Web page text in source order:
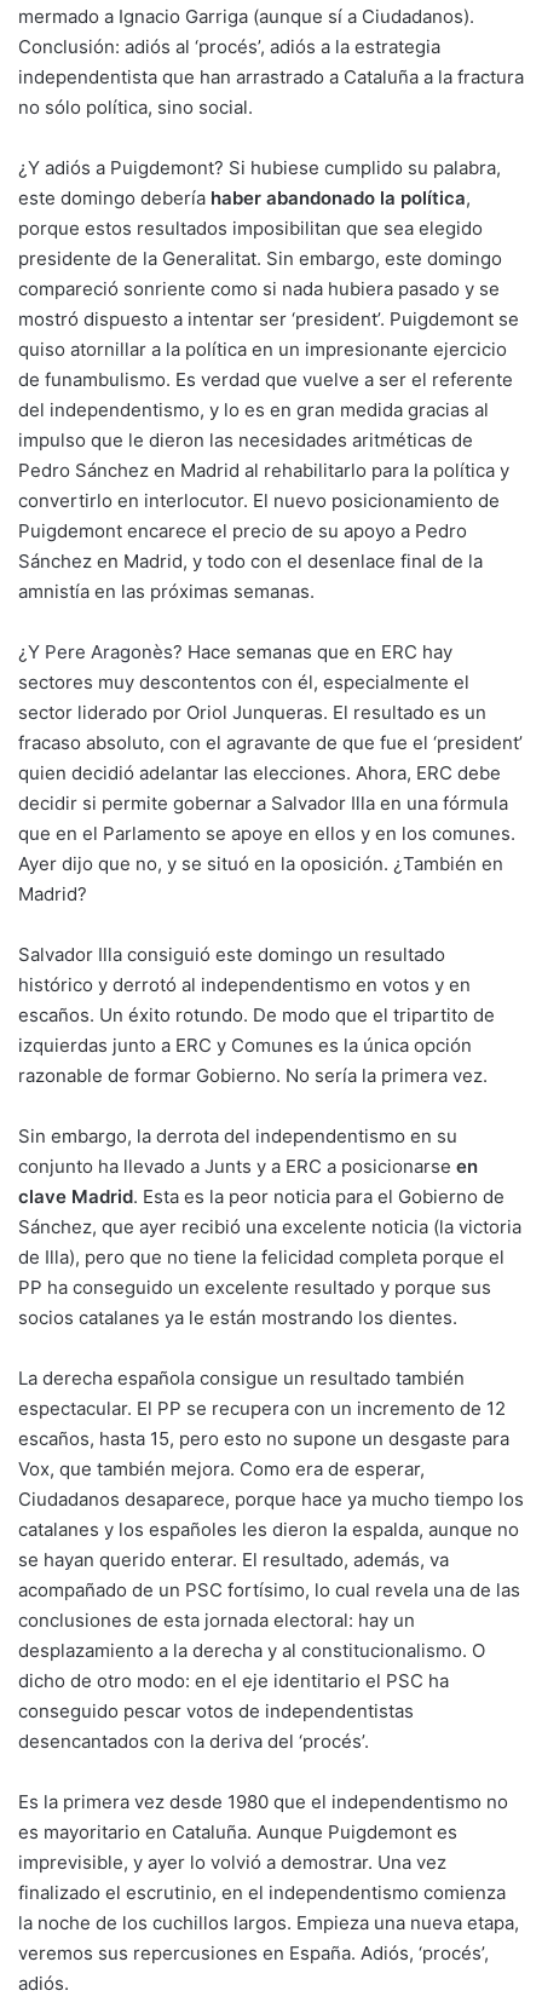
mermado a Ignacio Garriga (aunque sí a Ciudadanos).
Conclusión: adiós al ‘procés’, adiós a la estrategia
independentista que han arrastrado a Cataluña a la fractura
no sólo política, sino social.
¿Y adiós a Puigdemont? Si hubiese cumplido su palabra,
este domingo debería haber abandonado la política,
porque estos resultados imposibilitan que sea elegido
presidente de la Generalitat. Sin embargo, este domingo
compareció sonriente como si nada hubiera pasado y se
mostró dispuesto a intentar ser ‘president’. Puigdemont se
quiso atornillar a la política en un impresionante ejercicio
de funambulismo. Es verdad que vuelve a ser el referente
del independentismo, y lo es en gran medida gracias al
impulso que le dieron las necesidades aritméticas de
Pedro Sánchez en Madrid al rehabilitarlo para la política y
convertirlo en interlocutor. El nuevo posicionamiento de
Puigdemont encarece el precio de su apoyo a Pedro
Sánchez en Madrid, y todo con el desenlace final de la
amnistía en las próximas semanas.
¿Y Pere Aragonès? Hace semanas que en ERC hay
sectores muy descontentos con él, especialmente el
sector liderado por Oriol Junqueras. El resultado es un
fracaso absoluto, con el agravante de que fue el ‘president’
quien decidió adelantar las elecciones. Ahora, ERC debe
decidir si permite gobernar a Salvador Illa en una fórmula
que en el Parlamento se apoye en ellos y en los comunes.
Ayer dijo que no, y se situó en la oposición. ¿También en
Madrid?
Salvador Illa consiguió este domingo un resultado
histórico y derrotó al independentismo en votos y en
escaños. Un éxito rotundo. De modo que el tripartito de
izquierdas junto a ERC y Comunes es la única opción
razonable de formar Gobierno. No sería la primera vez.
Sin embargo, la derrota del independentismo en su
conjunto ha llevado a Junts y a ERC a posicionarse en
clave Madrid. Esta es la peor noticia para el Gobierno de
Sánchez, que ayer recibió una excelente noticia (la victoria
de Illa), pero que no tiene la felicidad completa porque el
PP ha conseguido un excelente resultado y porque sus
socios catalanes ya le están mostrando los dientes.
La derecha española consigue un resultado también
espectacular. El PP se recupera con un incremento de 12
escaños, hasta 15, pero esto no supone un desgaste para
Vox, que también mejora. Como era de esperar,
Ciudadanos desaparece, porque hace ya mucho tiempo los
catalanes y los españoles les dieron la espalda, aunque no
se hayan querido enterar. El resultado, además, va
acompañado de un PSC fortísimo, lo cual revela una de las
conclusiones de esta jornada electoral: hay un
desplazamiento a la derecha y al constitucionalismo. O
dicho de otro modo: en el eje identitario el PSC ha
conseguido pescar votos de independentistas
desencantados con la deriva del ‘procés’.
Es la primera vez desde 1980 que el independentismo no
es mayoritario en Cataluña. Aunque Puigdemont es
imprevisible, y ayer lo volvió a demostrar. Una vez
finalizado el escrutinio, en el independentismo comienza
la noche de los cuchillos largos. Empieza una nueva etapa,
veremos sus repercusiones en España. Adiós, ‘procés’,
adiós.